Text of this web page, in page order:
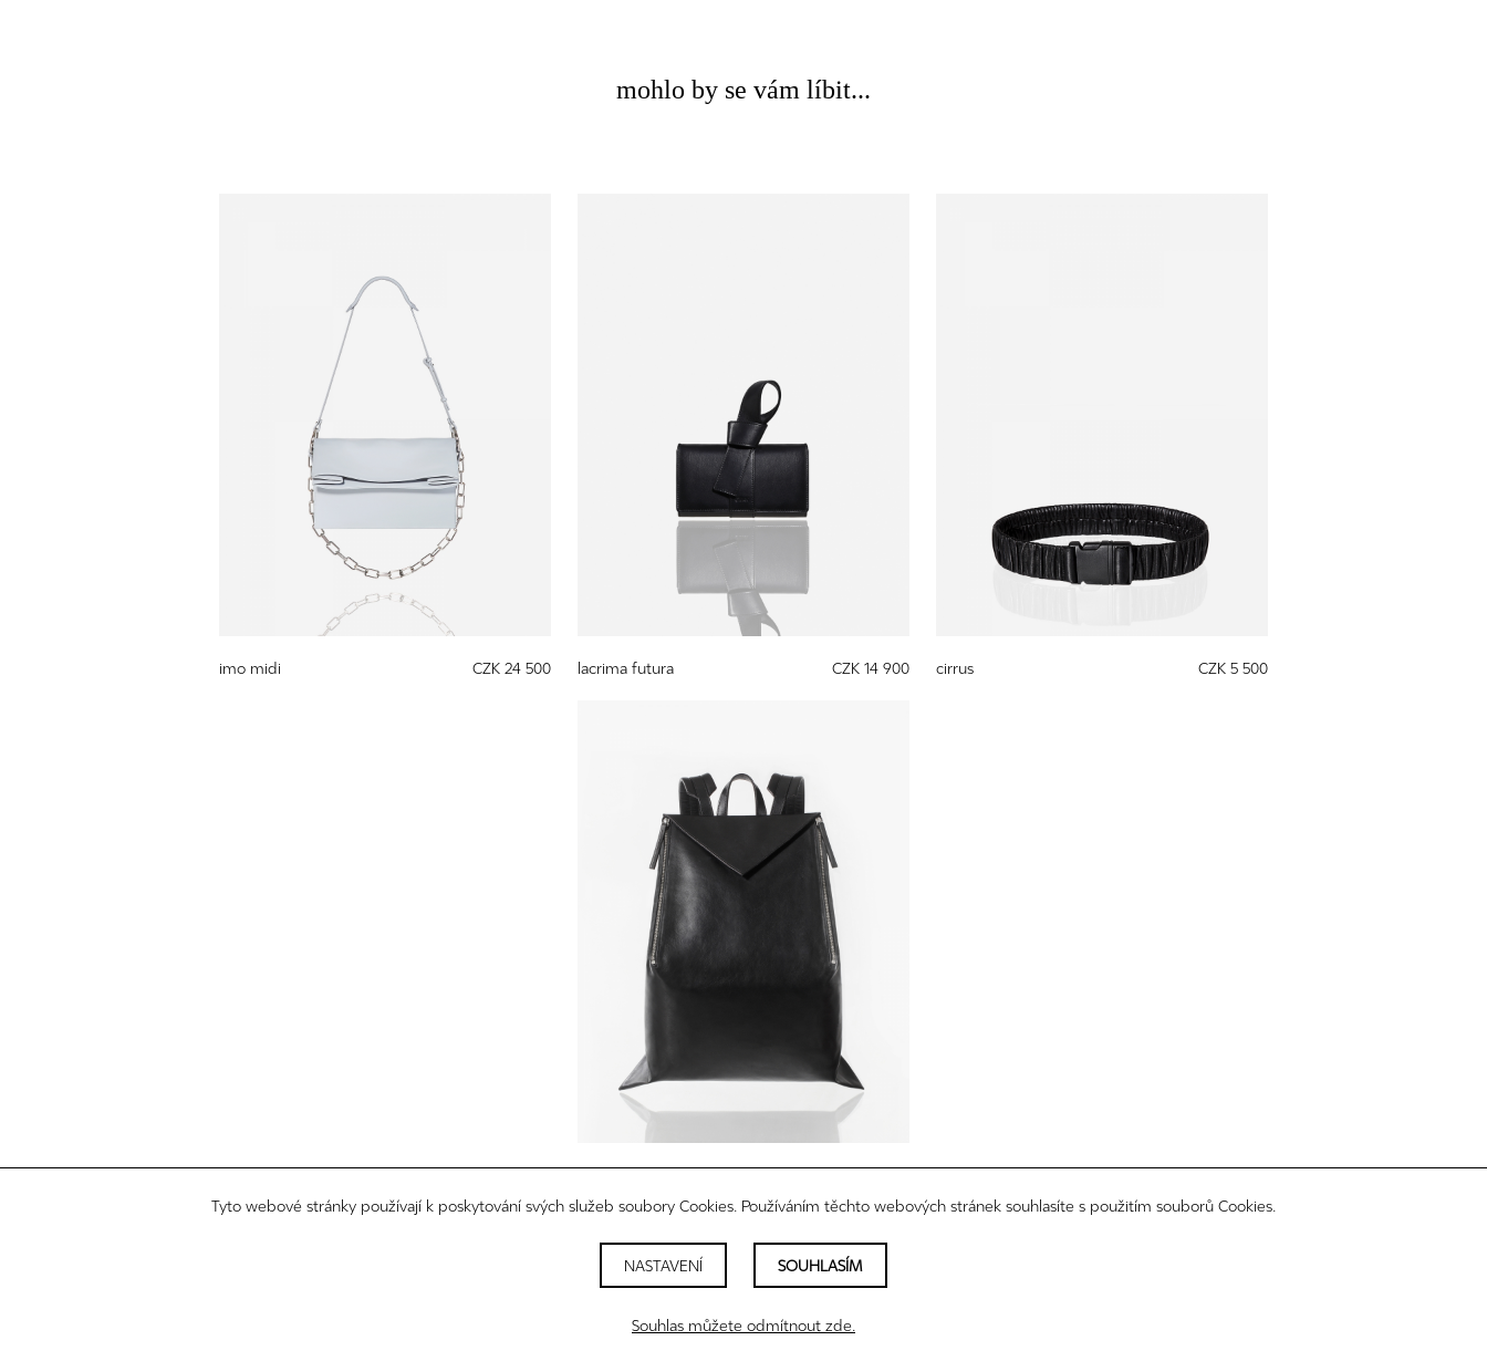
mohlo by se vám líbit...
imo midi CZK 24 500 lacrima futura CZK 14 900 cirrus CZK 5 500
sidus maxi CZK 28 900
Tyto webové stránky používají k poskytování svých služeb soubory Cookies. Používáním těchto webových stránek souhlasíte s použitím souborů Cookies.
NASTAVENÍ SOUHLASÍM
Souhlas můžete odmítnout zde.